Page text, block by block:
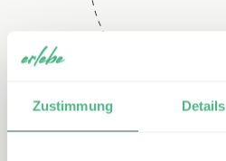
Zustimmung Details